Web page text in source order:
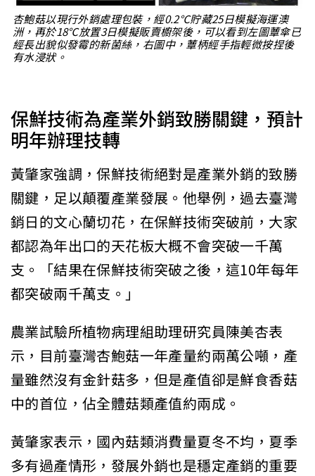
杏鮑菇以現行外銷處理包裝，經0.2℃貯藏25日模擬海運澳
洲，再於18℃放置3日模擬販賣櫥架後，可以看到左圖蕈傘已
經長出貌似發霉的新菌絲，右圖中，蕈柄經手指輕微按捏後
有水浸狀。
保鮮技術為產業外銷致勝關鍵，預計
明年辦理技轉
黃肇家強調，保鮮技術絕對是產業外銷的致勝
關鍵，足以顛覆產業發展。他舉例，過去臺灣
銷日的文心蘭切花，在保鮮技術突破前，大家
都認為年出口的天花板大概不會突破一千萬
支。「結果在保鮮技術突破之後，這10年每年
都突破兩千萬支。」
農業試驗所植物病理組助理研究員陳美杏表
示，目前臺灣杏鮑菇一年產量約兩萬公噸，產
量雖然沒有金針菇多，但是產值卻是鮮食香菇
中的首位，佔全體菇類產值約兩成。
黃肇家表示，國內菇類消費量夏冬不均，夏季
多有過產情形，發展外銷也是穩定產銷的重要